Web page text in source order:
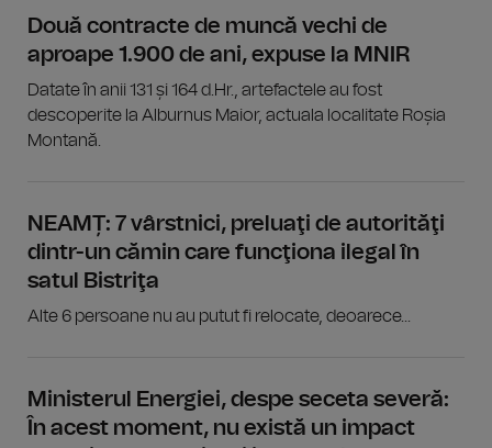
Două contracte de muncă vechi de
aproape 1.900 de ani, expuse la MNIR
Datate în anii 131 și 164 d.Hr., artefactele au fost
descoperite la Alburnus Maior, actuala localitate Roșia
Montană.
NEAMȚ: 7 vârstnici, preluaţi de autorităţi
dintr-un cămin care funcţiona ilegal în
satul Bistriţa
Alte 6 persoane nu au putut fi relocate, deoarece...
Ministerul Energiei, despe seceta severă:
În acest moment, nu există un impact